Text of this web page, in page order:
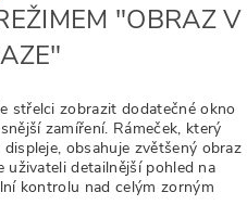
"OBRAZ V
střelci zobrazit dodatečné okno
zamíření. Rámeček, který
obsahuje zvětšený obraz
uživateli detailnější pohled na
kontrolu nad celým zorným